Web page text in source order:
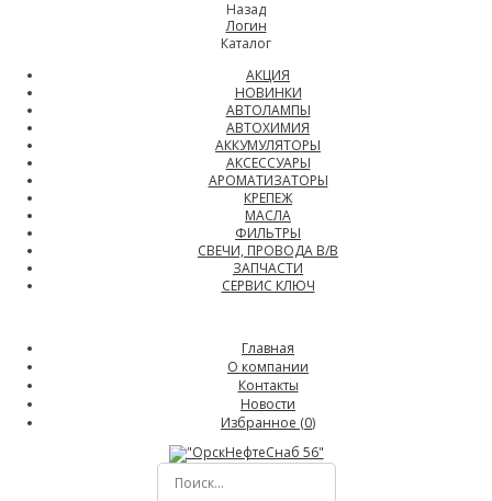
Назад
Логин
Каталог
АКЦИЯ
НОВИНКИ
АВТОЛАМПЫ
АВТОХИМИЯ
АККУМУЛЯТОРЫ
АКСЕССУАРЫ
АРОМАТИЗАТОРЫ
КРЕПЕЖ
МАСЛА
ФИЛЬТРЫ
СВЕЧИ, ПРОВОДА В/В
ЗАПЧАСТИ
СЕРВИС КЛЮЧ
Главная
О компании
Контакты
Новости
Избранное (0)